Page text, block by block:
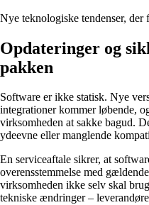
Nye teknologiske tendenser, der
Opdateringer og
pakken
Software er ikke statisk. Nye
integrationer kommer løbende,
virksomheden at sakke bagud.
ydeevne eller manglende
En serviceaftale sikrer, at
overensstemmelse med
virksomheden ikke selv skal
tekniske ændringer –